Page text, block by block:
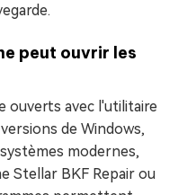
peut ouvrir les
ouverts avec l'utilitaire
de Windows,
modernes,
Stellar BKF Repair ou